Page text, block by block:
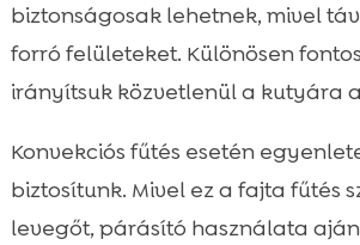
biztonságosak lehetnek, mivel
forró felületeket. Különösen
irányítsuk közvetlenül a kutyára
Konvekciós fűtés esetén
biztosítunk. Mivel ez a fajta fűtés
levegőt, párásító használata